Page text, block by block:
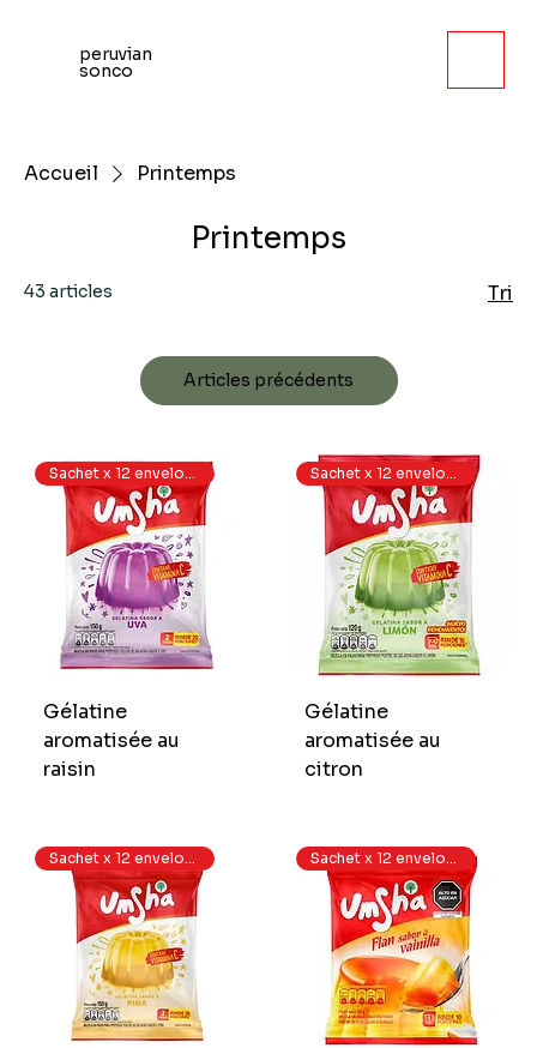
peruvian
sonco
Accueil Printemps
Printemps
43 articles Tri
Articles précédents
Sachet x 12 enveloppes
Gélatine
aromatisée au
raisin
Sachet x 12 enveloppes
Gélatine
aromatisée au
citron
Sachet x 12 enveloppes Sachet x 12 enveloppes